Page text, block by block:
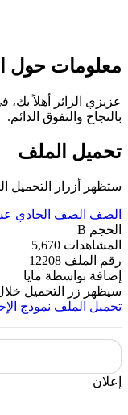
معلومات حول
عزيزي الزائر أهلاً بك،
بالنجاح والتفوق الدائم.
تحميل الملف
ستظهر أزرار التحميل
الصف الصف الحادي
الحجم B
المشاهدات 5,670
رقم الملف 12208
إضافة بواسطة مايا
سيظهر زر التحميل
تحميل الملف نموذج
إعلان